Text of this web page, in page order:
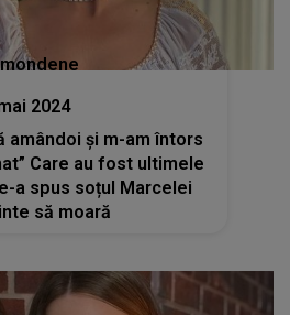
2024
amândoi și m-am întors
Care au fost ultimele
a spus soțul Marcelei
să moară